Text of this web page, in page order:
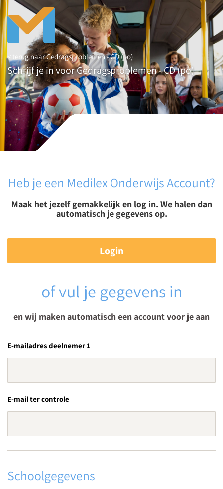
< terug naar Gedragsproblemen - CD (po)
Schrijf je in voor Gedragsproblemen - CD (po)
Heb je een Medilex Onderwijs Account?
Maak het jezelf gemakkelijk en log in. We halen dan
automatisch je gegevens op.
Login
of vul je gegevens in
en wij maken automatisch een account voor je aan
E-mailadres deelnemer 1
E-mail ter controle
Schoolgegevens